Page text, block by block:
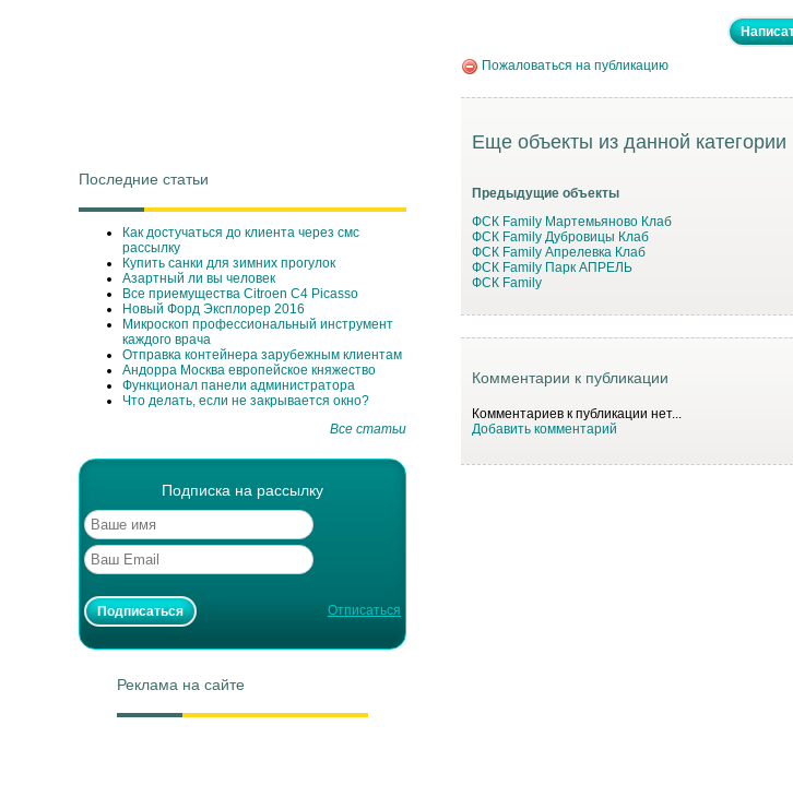
Последние статьи
Как достучаться до клиента через смс
рассылку
Купить санки для зимних прогулок
Азартный ли вы человек
Все приемущества Сitroen C4 Picasso
Новый Форд Эксплорер 2016
Микроскоп профессиональный инструмент
каждого врача
Отправка контейнера зарубежным клиентам
Андорра Москва европейское княжество
Функционал панели администратора
Что делать, если не закрывается окно?
Все статьи
Подписка на рассылку
Отписаться
Реклама на сайте
Пожаловаться на публикацию
Еще объекты из данной категории
Предыдущие объекты
ФСК Family Мартемьяново Клаб
ФСК Family Дубровицы Клаб
ФСК Family Апрелевка Клаб
ФСК Family Парк АПРЕЛЬ
ФСК Family
Комментарии к публикации
Комментариев к публикации нет...
Добавить комментарий